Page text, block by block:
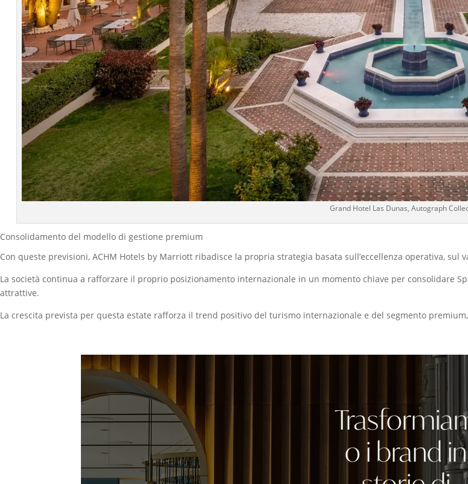
Grand Hotel Las Dunas, Autograph
Consolidamento del modello di gestione premium
Con queste previsioni, ACHM Hotels by Marriott ribadisce la propria strategia basata sull’eccellenza operativa,
La società continua a rafforzare il proprio posizionamento internazionale in un momento chiave per consolidare
attrattive.
La crescita prevista per questa estate rafforza il trend positivo del turismo internazionale e del segmento
o i brand in